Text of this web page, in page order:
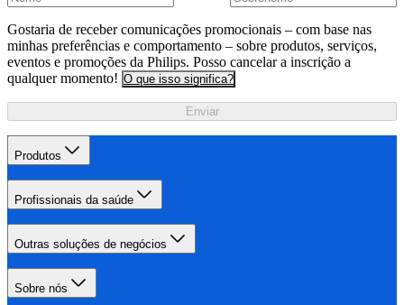
Gostaria de receber comunicações promocionais – com base nas
minhas preferências e comportamento – sobre produtos, serviços,
eventos e promoções da Philips. Posso cancelar a inscrição a
qualquer momento! O que isso significa?
Enviar
Produtos
Profissionais da saúde
Outras soluções de negócios
Sobre nós